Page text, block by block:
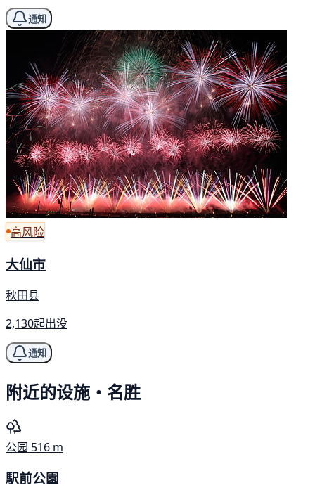
通知
高风险
大仙市
秋田县
2,130起出没
通知
附近的设施・名胜
公园 516 m
駅前公園